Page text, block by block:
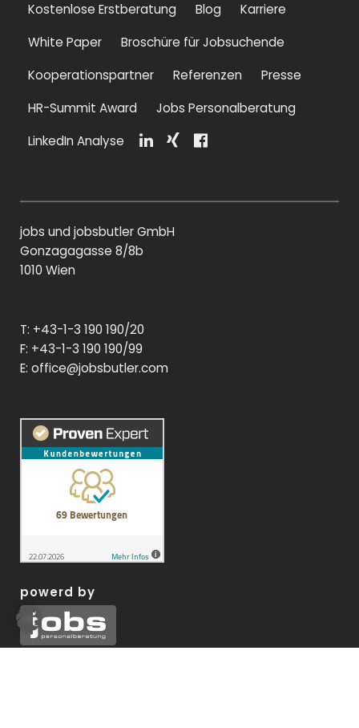
Kostenlose Erstberatung Blog
Karriere
White Paper
Broschüre für Jobsuchende
Kooperationspartner
Referenzen
Presse
HR-Summit Award
Jobs Personalberatung
LinkedIn Analyse
e
n
e
jobs und jobsbutler GmbH
Gonzagagasse 8/8b
1010 Wien
T: +43-1-3 190 190/20
F: +43-1-3 190 190/99
E: office@jobsbutler.com
powerd by